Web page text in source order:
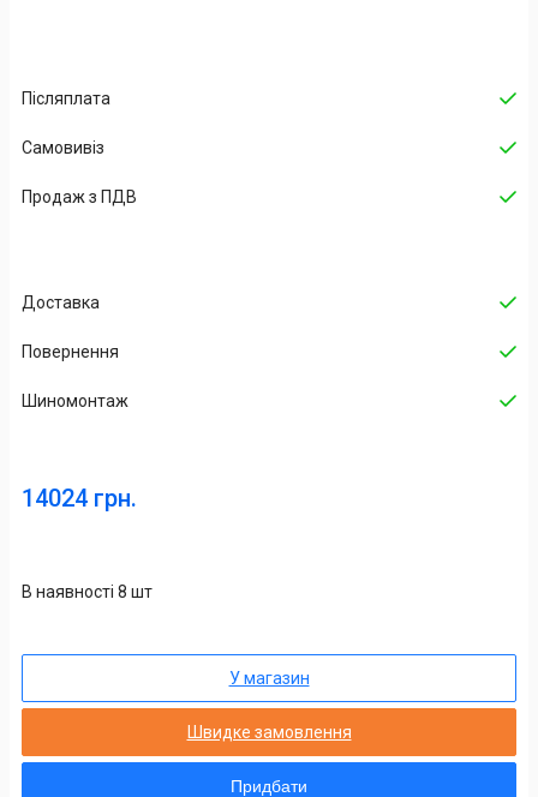
Післяплата
Самовивіз
Продаж з ПДВ
Доставка
Повернення
Шиномонтаж
14024 грн.
В наявності 8 шт
У магазин
Швидке замовлення
Придбати